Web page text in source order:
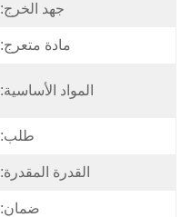
جهد الخرج:
مادة متعرج:
المواد الأساسية:
طلب:
القدرة المقدرة:
ضمان: